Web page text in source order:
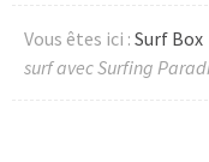
Vous êtes ici : Surf Box
surf avec Surfing